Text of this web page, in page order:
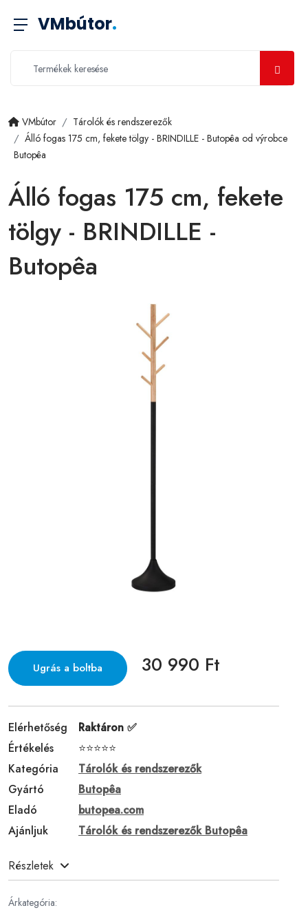
VMbútor.
VMbútor
Tárolók és rendszerezők
Álló fogas 175 cm, fekete tölgy - BRINDILLE - Butopêa od výrobce
Butopêa
Álló fogas 175 cm, fekete
tölgy - BRINDILLE -
Butopêa
Ugrás a boltba 30 990 Ft
Elérhetőség
Raktáron ✅
Értékelés
⭐⭐⭐⭐⭐
Kategória
Tárolók és rendszerezők
Gyártó
Butopêa
Eladó
butopea.com
Ajánljuk
Tárolók és rendszerezők Butopêa
Részletek
Árkategória: